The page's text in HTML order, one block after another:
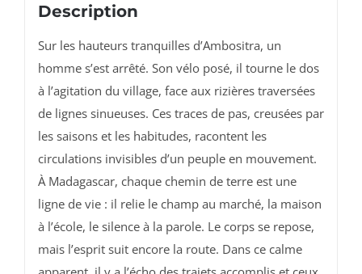
Description
Sur les hauteurs tranquilles d’Ambositra, un
homme s’est arrêté. Son vélo posé, il tourne le dos
à l’agitation du village, face aux rizières traversées
de lignes sinueuses. Ces traces de pas, creusées par
les saisons et les habitudes, racontent les
circulations invisibles d’un peuple en mouvement.
À Madagascar, chaque chemin de terre est une
ligne de vie : il relie le champ au marché, la maison
à l’école, le silence à la parole. Le corps se repose,
mais l’esprit suit encore la route. Dans ce calme